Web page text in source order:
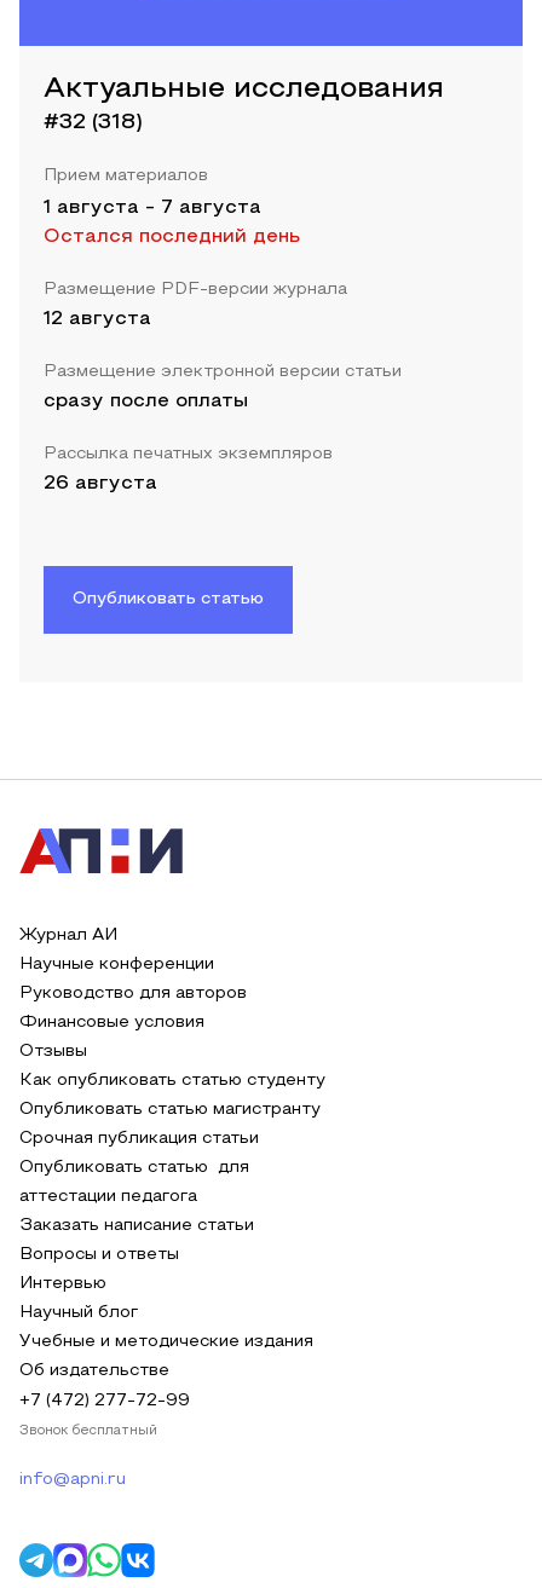
Актуальные исследования
#32 (318)
Прием материалов
1 августа - 7 августа
Остался последний день
Размещение PDF-версии журнала
12 августа
Размещение электронной версии статьи
сразу после оплаты
Рассылка печатных экземпляров
26 августа
Опубликовать статью
Журнал АИ
Научные конференции
Руководство для авторов
Финансовые условия
Отзывы
Как опубликовать статью студенту
Опубликовать статью магистранту
Срочная публикация статьи
Опубликовать статью для
аттестации педагога
Заказать написание статьи
Вопросы и ответы
Интервью
Научный блог
Учебные и методические издания
Об издательстве
+7 (472) 277-72-99
Звонок бесплатный
info@apni.ru